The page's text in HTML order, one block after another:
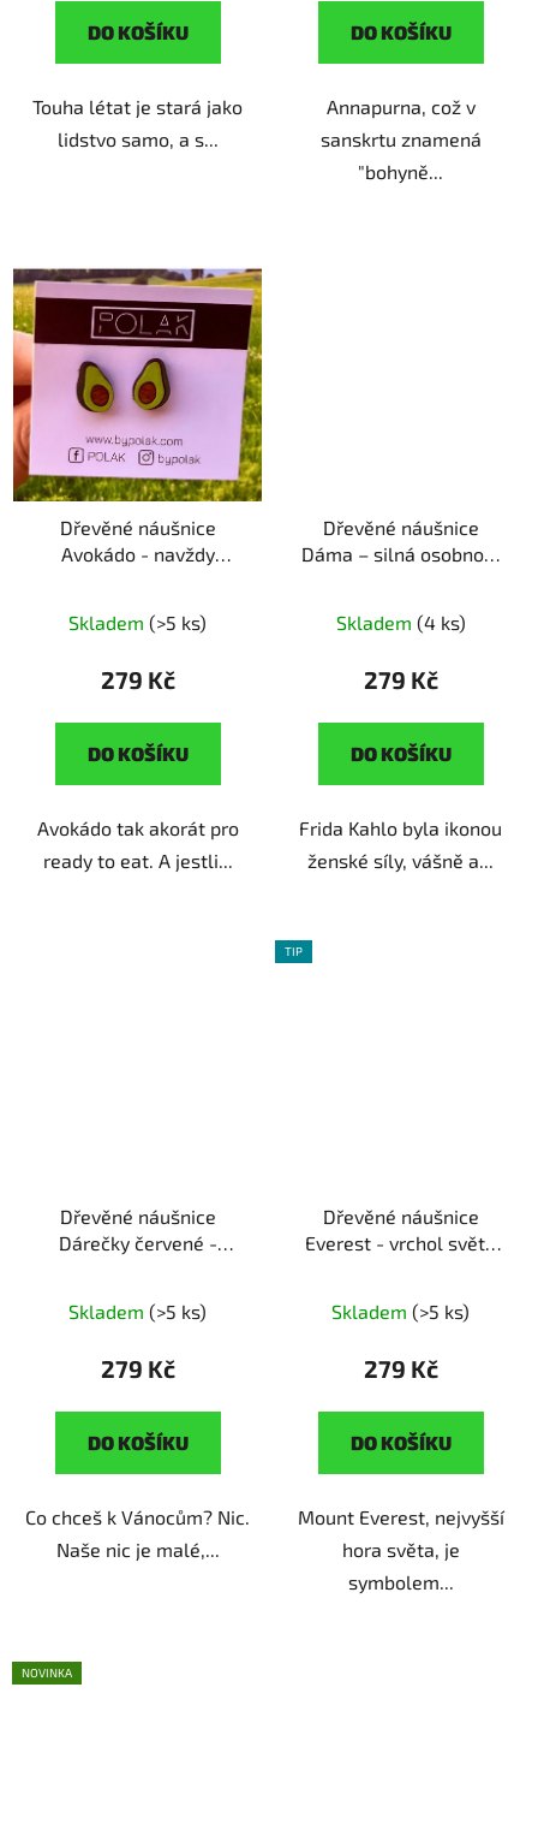
DO KOŠÍKU
Touha létat je stará jako
lidstvo samo, a s...
DO KOŠÍKU
Annapurna, což v
sanskrtu znamená
"bohyně...
Dřevěné náušnice
Avokádo - navždy
milovnice jídla
Skladem (>5 ks)
279 Kč
DO KOŠÍKU
Avokádo tak akorát pro
ready to eat. A jestli...
Dřevěné náušnice
Dáma – silná osobnost
osobnosti
Skladem (4 ks)
279 Kč
DO KOŠÍKU
Frida Kahlo byla ikonou
ženské síly, vášně a...
Dřevěné náušnice
Dárečky červené -
pro milovnice Vánoc
Skladem (>5 ks)
279 Kč
DO KOŠÍKU
Co chceš k Vánocům? Nic.
Naše nic je malé,...
TIP
Dřevěné náušnice
Everest - vrchol světa
velehor
Skladem (>5 ks)
279 Kč
DO KOŠÍKU
Mount Everest, nejvyšší
hora světa, je
symbolem...
NOVINKA